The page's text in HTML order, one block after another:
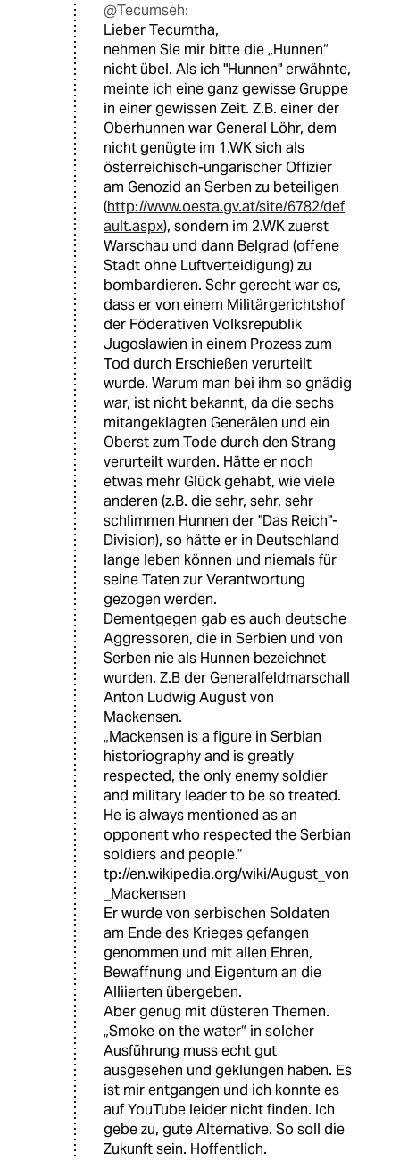
@Tecumseh:
Lieber Tecumtha,
nehmen Sie mir bitte die „Hunnen“
nicht übel. Als ich "Hunnen" erwähnte,
meinte ich eine ganz gewisse Gruppe
in einer gewissen Zeit. Z.B. einer der
Oberhunnen war General Löhr, dem
nicht genügte im 1.WK sich als
österreichisch-ungarischer Offizier
am Genozid an Serben zu beteiligen
(http://www.oesta.gv.at/site/6782/def
ault.aspx), sondern im 2.WK zuerst
Warschau und dann Belgrad (offene
Stadt ohne Luftverteidigung) zu
bombardieren. Sehr gerecht war es,
dass er von einem Militärgerichtshof
der Föderativen Volksrepublik
Jugoslawien in einem Prozess zum
Tod durch Erschießen verurteilt
wurde. Warum man bei ihm so gnädig
war, ist nicht bekannt, da die sechs
mitangeklagten Generälen und ein
Oberst zum Tode durch den Strang
verurteilt wurden. Hätte er noch
etwas mehr Glück gehabt, wie viele
anderen (z.B. die sehr, sehr, sehr
schlimmen Hunnen der "Das Reich"-
Division), so hätte er in Deutschland
lange leben können und niemals für
seine Taten zur Verantwortung
gezogen werden.
Dementgegen gab es auch deutsche
Aggressoren, die in Serbien und von
Serben nie als Hunnen bezeichnet
wurden. Z.B der Generalfeldmarschall
Anton Ludwig August von
Mackensen.
„Mackensen is a figure in Serbian
historiography and is greatly
respected, the only enemy soldier
and military leader to be so treated.
He is always mentioned as an
opponent who respected the Serbian
soldiers and people.”
tp://en.wikipedia.org/wiki/August_von
_Mackensen
Er wurde von serbischen Soldaten
am Ende des Krieges gefangen
genommen und mit allen Ehren,
Bewaffnung und Eigentum an die
Alliierten übergeben.
Aber genug mit düsteren Themen.
„Smoke on the water“ in solcher
Ausführung muss echt gut
ausgesehen und geklungen haben. Es
ist mir entgangen und ich konnte es
auf YouTube leider nicht finden. Ich
gebe zu, gute Alternative. So soll die
Zukunft sein. Hoffentlich.